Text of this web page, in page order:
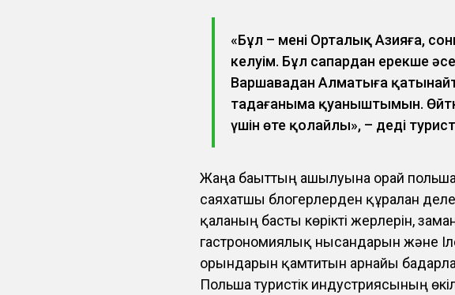
«Бұл – менің Орталық Азияға,
келуім. Бұл сапардан ерекше
Варшавадан Алматыға
таңдағаныма қуаныштымын.
үшін өте қолайлы», – деді
Жаңа бағыттың ашылуына орай
саяхатшы блогерлерден құралған
қаланың басты көрікті жерлерін,
гастрономиялық нысандарын және
орындарын қамтитын арнайы
Польша туристік индустриясының